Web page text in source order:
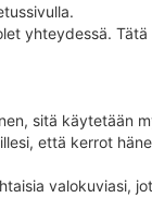
yhteydessä.
sitä käytetään
että kerrot
​​valokuviasi,